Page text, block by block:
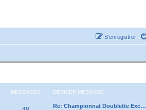
S’enregistrer
MESSAGES DERNIER MESSAGE
Re: Championnat Doublette Exc…